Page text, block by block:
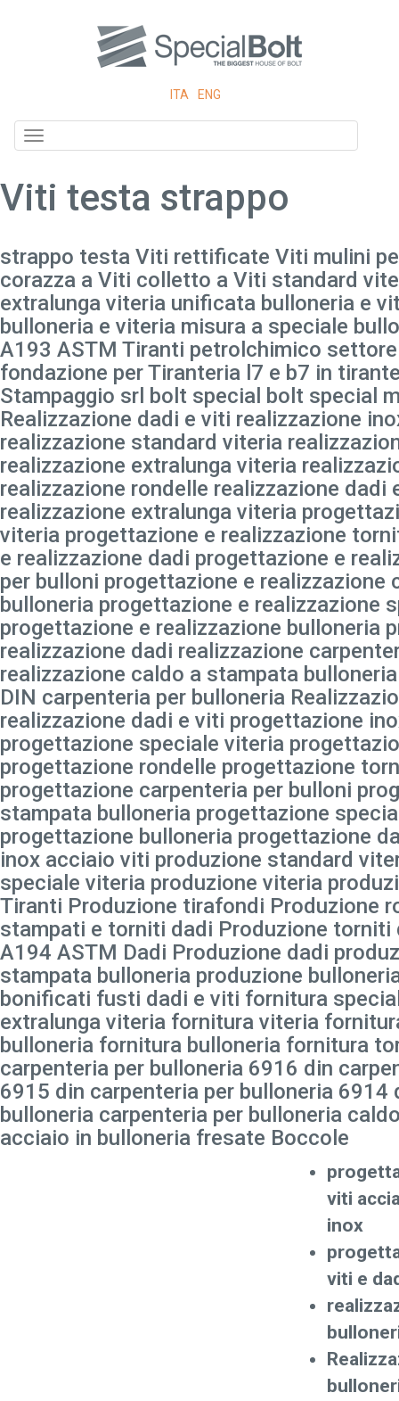
ITA ENG
Viti testa strappo
strappo testa Viti rettificate Viti mulini
corazza a Viti colletto a Viti standard
extralunga viteria unificata bulloneria e
bulloneria e viteria misura a speciale
A193 ASTM Tiranti petrolchimico
fondazione per Tiranteria l7 e b7 in
Stampaggio srl bolt special bolt special
Realizzazione dadi e viti realizzazione
realizzazione standard viteria
realizzazione extralunga viteria
realizzazione rondelle realizzazione dadi
realizzazione extralunga viteria
viteria progettazione e realizzazione
e realizzazione dadi progettazione e
per bulloni progettazione e realizzazione
bulloneria progettazione e realizzazione
progettazione e realizzazione bulloneria
realizzazione dadi realizzazione
realizzazione caldo a stampata
DIN carpenteria per bulloneria
realizzazione dadi e viti progettazione
progettazione speciale viteria
progettazione rondelle progettazione
progettazione carpenteria per bulloni
stampata bulloneria progettazione
progettazione bulloneria progettazione
inox acciaio viti produzione standard
speciale viteria produzione viteria
Tiranti Produzione tirafondi Produzione
stampati e torniti dadi Produzione torniti
A194 ASTM Dadi Produzione dadi
stampata bulloneria produzione
bonificati fusti dadi e viti fornitura
extralunga viteria fornitura viteria
bulloneria fornitura bulloneria fornitura
carpenteria per bulloneria 6916 din
6915 din carpenteria per bulloneria 6914
bulloneria carpenteria per bulloneria
acciaio in bulloneria fresate Boccole
viti
inox
viti e